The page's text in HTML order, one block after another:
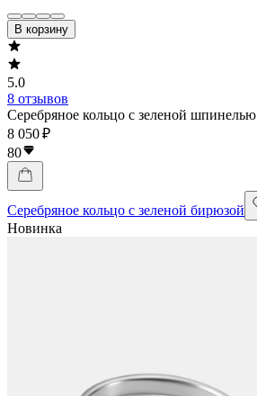
В корзину
5.0
8 отзывов
Серебряное кольцо с зеленой шпинелью
8 050 ₽
80
Серебряное кольцо с зеленой бирюзой
Новинка